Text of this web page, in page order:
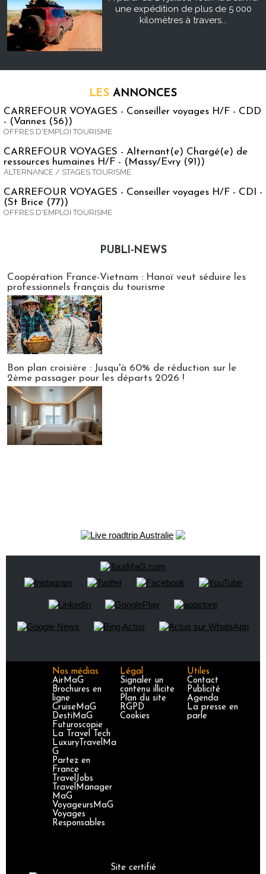
une expédition de plus de 5 000
kilomètres à travers...
LES ANNONCES
CARREFOUR VOYAGES - Conseiller voyages H/F - CDD
- (Vannes (56))
OFFRES D'EMPLOI TOURISME
CARREFOUR VOYAGES - Alternant(e) Chargé(e) de
ressources humaines H/F - (Massy/Evry (91))
ALTERNANCE / STAGES TOURISME
CARREFOUR VOYAGES - Conseiller voyages H/F - CDI -
(St Brice (77))
OFFRES D'EMPLOI TOURISME
PUBLI-NEWS
Coopération France-Vietnam : Hanoï veut séduire les
professionnels français du tourisme
Bon plan croisière : Jusqu'à 60% de réduction sur le
2ème passager pour les départs 2026 !
Nos médias
AirMaG
Brochures en
ligne
CruiseMaG
DestiMaG
Futuroscopie
La Travel Tech
LuxuryTravelMa
G
Partez en
France
TravelJobs
TravelManager
MaG
VoyageursMaG
Voyages
Responsables
Légal
Signaler un
contenu illicite
Plan du site
RGPD
Cookies
Utiles
Contact
Publicité
Agenda
La presse en
parle
Site certifié